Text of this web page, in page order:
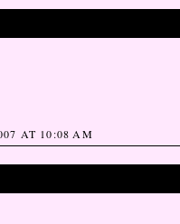
AT 10:08 AM